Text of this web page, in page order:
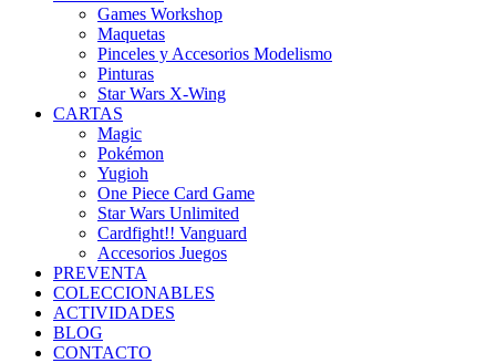
Games Workshop
Maquetas
Pinceles y Accesorios Modelismo
Pinturas
Star Wars X-Wing
CARTAS
Magic
Pokémon
Yugioh
One Piece Card Game
Star Wars Unlimited
Cardfight!! Vanguard
Accesorios Juegos
PREVENTA
COLECCIONABLES
ACTIVIDADES
BLOG
CONTACTO